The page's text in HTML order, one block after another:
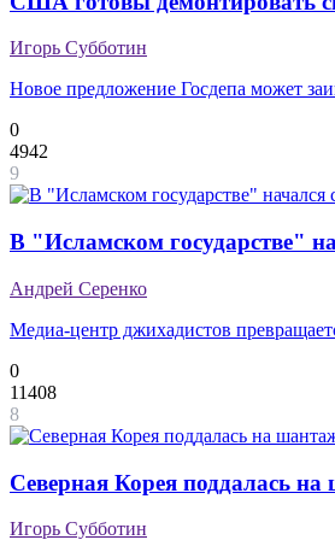
Игорь Субботин
Новое предложение Госдепа может
0
4942
9
В "Исламском государстве"
Андрей Серенко
Медиа-центр джихадистов
0
11408
8
Северная Корея поддалась
Игорь Субботин